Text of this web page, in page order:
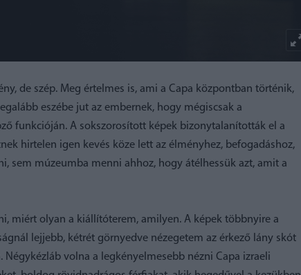
de szép. Meg értelmes is, ami a Capa központban történik,
eszébe jut az embernek, hogy mégiscsak a
funkcióján. A sokszorosított képek bizonytalanították el a
hirtelen igen kevés köze lett az élményhez, befogadáshoz,
sem múzeumba menni ahhoz, hogy átélhessük azt, amit a
miért olyan a kiállítóterem, amilyen. A képek többnyire a
lejjebb, kétrét görnyedve nézegetem az érkező lány skót
volna a legkényelmesebb nézni Capa izraeli